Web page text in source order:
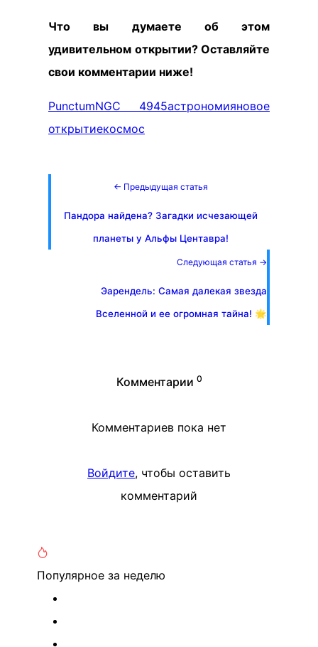
Что вы думаете об этом
удивительном открытии? Оставляйте
свои комментарии ниже!
PunctumNGC 4945астрономияновое
открытиекосмос
← Предыдущая статья
Пандора найдена? Загадки исчезающей
планеты у Альфы Центавра!
Следующая статья →
Эарендель: Самая далекая звезда
Вселенной и ее огромная тайна! 🌟
Комментарии 0
Комментариев пока нет
Войдите, чтобы оставить
комментарий
Популярное за неделю